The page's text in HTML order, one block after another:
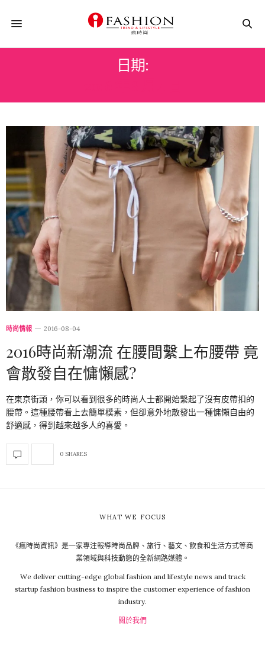
日期:
時尚情報 2016-08-04
2016時尚新潮流 在腰間繫上布腰帶 竟
會散發自在慵懶感?
在東京街頭，你可以看到很多的時尚人士都開始繫起了沒有皮帶扣的
腰帶。這種腰帶看上去簡單樸素，但卻意外地散發出一種慵懶自由的
舒適感，得到越來越多人的喜愛。
0 SHARES
WHAT WE FOCUS
《瘋時尚資訊》是一家專注報導時尚品牌、旅行、藝文、飲食和生活方式等商
業領域與科技動態的全新網路媒體。
We deliver cutting-edge global fashion and lifestyle news and track
startup fashion business to inspire the customer experience of fashion
industry.
關於我們